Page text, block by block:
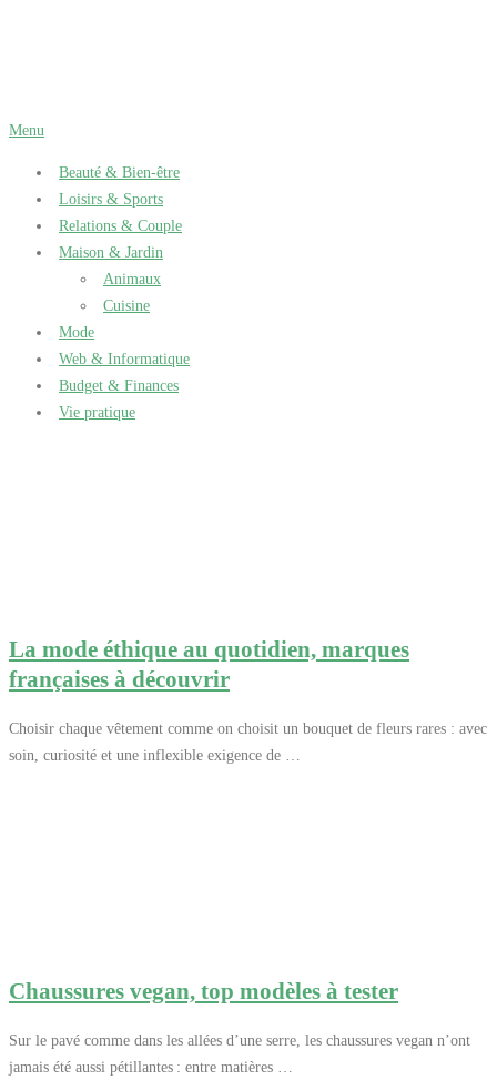
Menu
Beauté & Bien-être
Loisirs & Sports
Relations & Couple
Maison & Jardin
Animaux
Cuisine
Mode
Web & Informatique
Budget & Finances
Vie pratique
La mode éthique au quotidien, marques
françaises à découvrir
Choisir chaque vêtement comme on choisit un bouquet de fleurs rares : avec
soin, curiosité et une inflexible exigence de …
Chaussures vegan, top modèles à tester
Sur le pavé comme dans les allées d’une serre, les chaussures vegan n’ont
jamais été aussi pétillantes : entre matières …